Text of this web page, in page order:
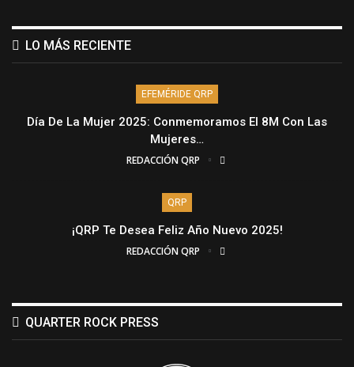
LO MÁS RECIENTE
EFEMÉRIDE QRP
Día De La Mujer 2025: Conmemoramos El 8M Con Las
Mujeres…
REDACCIÓN QRP
QRP
¡QRP Te Desea Feliz Año Nuevo 2025!
REDACCIÓN QRP
QUARTER ROCK PRESS